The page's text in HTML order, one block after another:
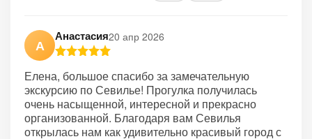
А
Анастасия20 апр 2026
Елена, большое спасибо за замечательную
экскурсию по Севилье! Прогулка получилась
очень насыщенной, интересной и прекрасно
организованной. Благодаря вам Севилья
открылась нам как удивительно красивый город с